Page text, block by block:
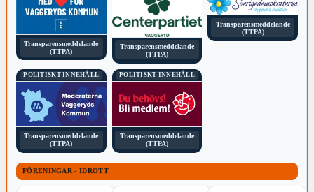
Transparensmeddelande
(TTPA)
Transparensmeddelande
(TTPA)
Transparensmeddelande
(TTPA)
POLITISKT INNEHÅLL
Transparensmeddelande
(TTPA)
POLITISKT INNEHÅLL
Transparensmeddelande
(TTPA)
FÖRENINGAR - IDROTT